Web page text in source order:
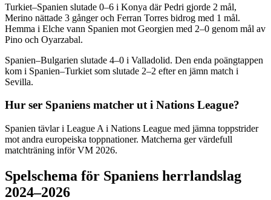
Turkiet–Spanien slutade 0–6 i Konya där Pedri gjorde 2 mål,
Merino nättade 3 gånger och Ferran Torres bidrog med 1 mål.
Hemma i Elche vann Spanien mot Georgien med 2–0 genom mål av
Pino och Oyarzabal.
Spanien–Bulgarien slutade 4–0 i Valladolid. Den enda poängtappen
kom i Spanien–Turkiet som slutade 2–2 efter en jämn match i
Sevilla.
Hur ser Spaniens matcher ut i Nations League?
Spanien tävlar i League A i Nations League med jämna toppstrider
mot andra europeiska toppnationer. Matcherna ger värdefull
matchträning inför VM 2026.
Spelschema för Spaniens herrlandslag
2024–2026